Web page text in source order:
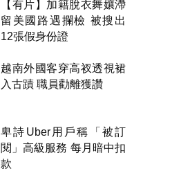
【有片】加籍脫衣舞孃滯
留美國路遇攔檢 被搜出
12張假身份證
越南外國客穿高衩透視裙
入古蹟 職員勸離獲讚
卑詩Uber用戶稱「被訂
閱」高級服務 每月暗中扣
款